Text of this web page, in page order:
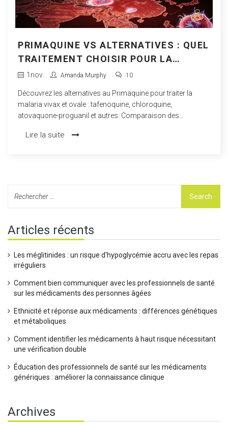
PRIMAQUINE VS ALTERNATIVES : QUEL
TRAITEMENT CHOISIR POUR LA
MALARIA ?
1 nov. Amanda Murphy 10
Découvrez les alternatives au Primaquine pour traiter la
malaria vivax et ovale : tafenoquine, chloroquine,
atovaquone-proguanil et autres. Comparaison des
Lire la suite
Articles récents
Les méglitinides : un risque d'hypoglycémie accru avec les repas
irréguliers
Comment bien communiquer avec les professionnels de santé
sur les médicaments des personnes âgées
Ethnicité et réponse aux médicaments : différences génétiques
et métaboliques
Comment identifier les médicaments à haut risque nécessitant
une vérification double
Éducation des professionnels de santé sur les médicaments
génériques : améliorer la connaissance clinique
Archives